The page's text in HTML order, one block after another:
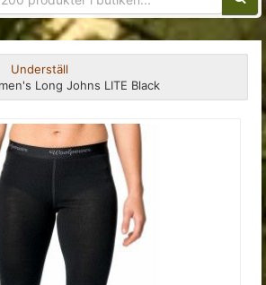
Underställ
Long Johns LITE Black